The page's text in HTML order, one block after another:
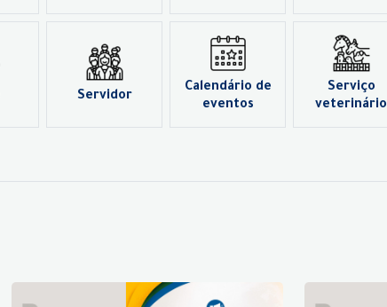
Servidor
Calendário de
eventos
Serviço
veterinário